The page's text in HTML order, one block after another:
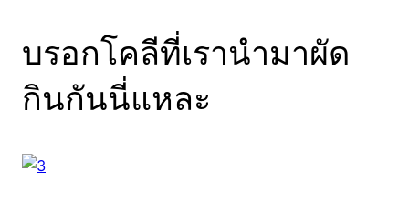
บรอกโคลีที่เรานำมาผัด
กินกันนี่แหละ